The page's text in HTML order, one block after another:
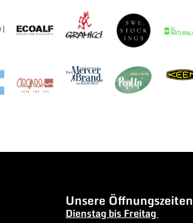
Unsere Öffnungszeiten
Dienstag bis Freitag